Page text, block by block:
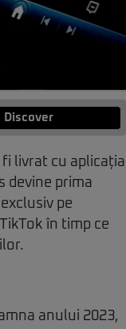
Discover
fi livrat cu aplicația
devine prima
pe
în timp ce
anului 2023,